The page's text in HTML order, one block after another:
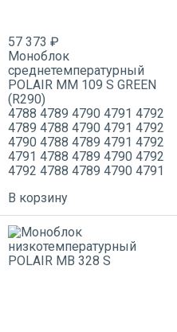
57 373 ₽
Моноблок
среднетемпературный
POLAIR MM 109 S GREEN
(R290)
4788 4789 4790 4791 4792
4789 4788 4790 4791 4792
4790 4788 4789 4791 4792
4791 4788 4789 4790 4792
4792 4788 4789 4790 4791
В корзину